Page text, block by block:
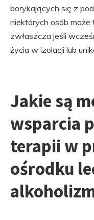
borykających się z
niektórych osób
zwłaszcza jeśli
życia w izolacji lub
Jakie są
wsparcia
terapii w
ośrodku